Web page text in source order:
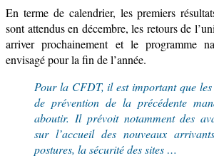
En terme de calendrier, les premiers
sont attendusen décembre,les retours de
arriver prochainement et le programme
envisagé pour lafin de l’année.
Pour la CFDT, il est important que
de prévention de la précédente
aboutir. Il prévoit notamment des
sur l’accueil des nouveaux
postures, la sécurité des sites …